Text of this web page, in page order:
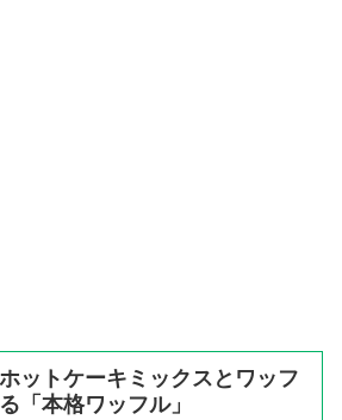
ットケーキミックスとワッフ
「本格ワッフル」